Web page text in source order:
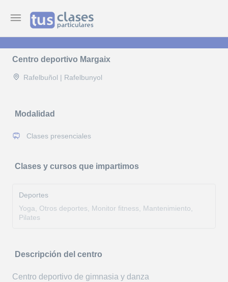
Centro deportivo Margaix
Rafelbuñol | Rafelbunyol
Modalidad
Clases presenciales
Clases y cursos que impartimos
Deportes
Yoga, Otros deportes, Monitor fitness, Mantenimiento,
Pilates
Descripción del centro
Centro deportivo de gimnasia y danza